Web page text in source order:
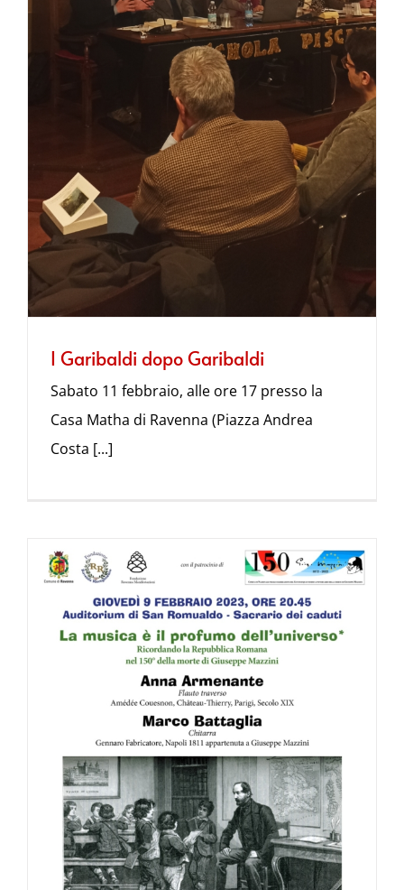
I Garibaldi dopo Garibaldi
Sabato 11 febbraio, alle ore 17 presso la
Casa Matha di Ravenna (Piazza Andrea
Costa [...]